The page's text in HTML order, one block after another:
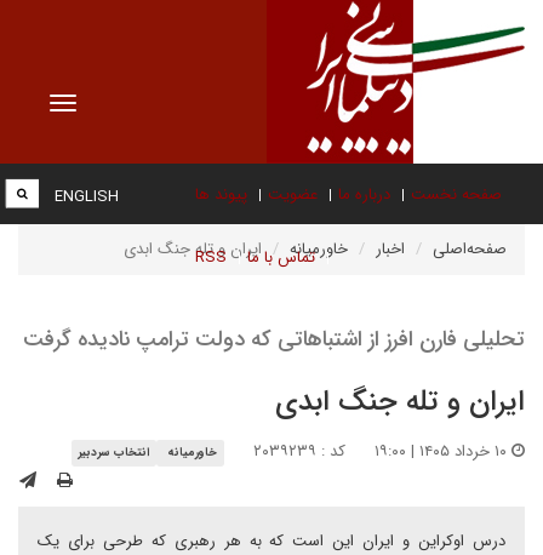
Toggle
صفحه نخست درباره ما عضویت پیوند ها
تماس با ما RSS
ENGLISH
صفحه‌اصلی اخبار خاورمیانه ایران و تله جنگ ابدی
تحلیلی فارن افرز از اشتباهاتی که دولت ترامپ نادیده گرفت
ایران و تله جنگ ابدی
کد : ۲۰۳۹۲۳۹ خاورمیانه انتخاب سردبیر
درس اوکراین و ایران این است که به هر رهبری که طرحی برای یک